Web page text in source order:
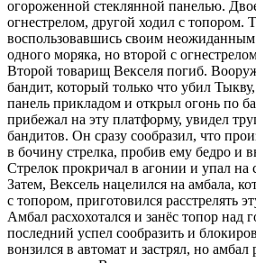
огороженной стеклянной панелью.
огнестрелом, другой ходил с топором.
воспользовавшись своим
одного моряка, но второй с
Второй товарищ Векселя погиб.
бандит, который только что убил
панель прикладом и открыл огонь по
прибежал на эту платформу, увидел
бандитов. Он сразу сообразил, что
в бочину стрелка, пробив ему бедро и
Стрелок прокричал в агонии и упал на
Затем, Вексель нацелился на амбала,
с топором, приготовился расстрелять
Амбал расхохотался и занёс топор над
последний успел сообразить и
вонзился в автомат и застрял, но